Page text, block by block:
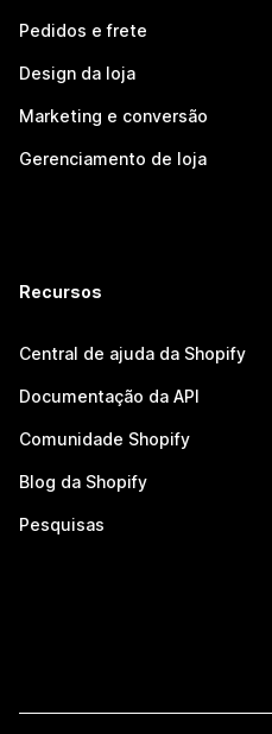
Pedidos e frete
Design da loja
Marketing e conversão
Gerenciamento de loja
Recursos
Central de ajuda da Shopify
Documentação da API
Comunidade Shopify
Blog da Shopify
Pesquisas